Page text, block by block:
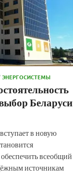
ЭНЕРГОСИСТЕМЫ
Беларуси
в новую
обеспечить всеобщий
источникам